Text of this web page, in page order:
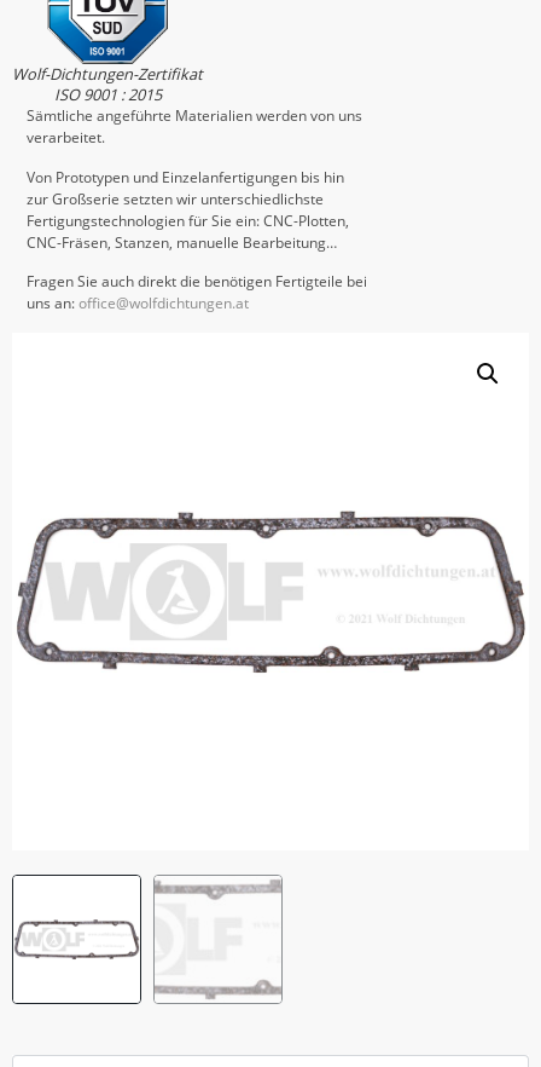
Wolf-Dichtungen-Zertifikat
ISO 9001 : 2015
Sämtliche angeführte Materialien werden von uns
verarbeitet.
Von Prototypen und Einzelanfertigungen bis hin
zur Großserie setzten wir unterschiedlichste
Fertigungstechnologien für Sie ein: CNC-Plotten,
CNC-Fräsen, Stanzen, manuelle Bearbeitung…
Fragen Sie auch direkt die benötigen Fertigteile bei
uns an:office@wolfdichtungen.at